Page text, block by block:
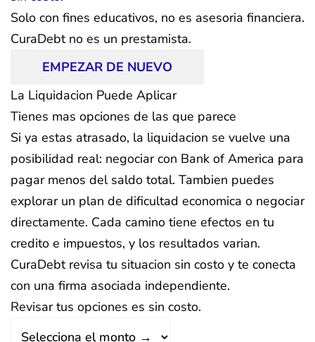
Solo con fines educativos, no es asesoria financiera.
CuraDebt no es un prestamista.
EMPEZAR DE NUEVO
La Liquidacion Puede Aplicar
Tienes mas opciones de las que parece
Si ya estas atrasado, la liquidacion se vuelve una
posibilidad real: negociar con Bank of America para
pagar menos del saldo total. Tambien puedes
explorar un plan de dificultad economica o negociar
directamente. Cada camino tiene efectos en tu
credito e impuestos, y los resultados varian.
CuraDebt revisa tu situacion sin costo y te conecta
con una firma asociada independiente.
Revisar tus opciones es sin costo.